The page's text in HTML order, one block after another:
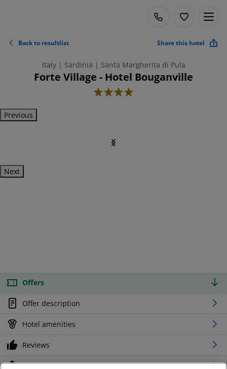
Back to resultlist Share this hotel
Italy | Sardinia | Santa Margherita di Pula
Forte Village - Hotel Bouganville
4
Previous
Next
Offers
Offer description
Hotel amenities
Reviews
Location